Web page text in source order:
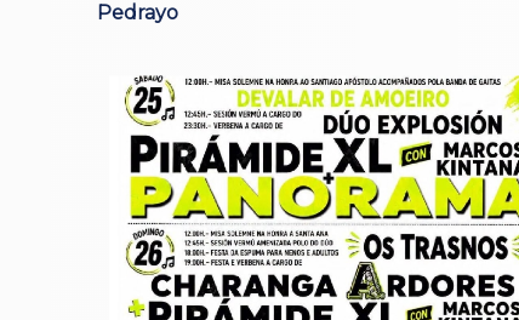
Pedrayo